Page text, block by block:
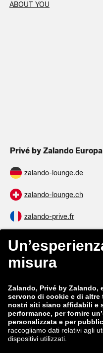
ABOUT YOU
Privé by Zalando Europa
zalando-lounge.de
zalando-lounge.ch
zalando-prive.fr
zalando-lounge.be
zalando-lounge.fi
zalando-prive.es
zalando-lounge.lt